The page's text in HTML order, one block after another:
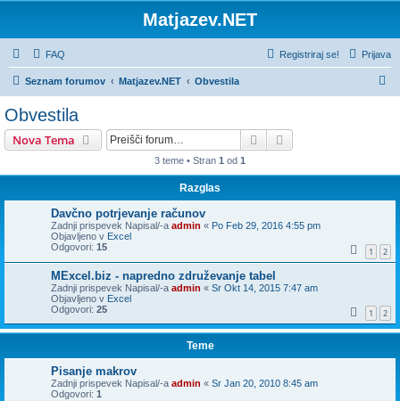
Matjazev.NET
FAQ Prijava
Registriraj se!
Seznam forumov Matjazev.NET Obvestila
Obvestila
Nova Tema Iskanje
3 teme • Stran 1 od 1
Razglas
Davčno potrjevanje računov
Zadnji prispevek Napisal/-a admin « Po Feb 29, 2016 4:55 pm
Objavljeno v Excel
Odgovori: 15 1 2
MExcel.biz - napredno združevanje tabel
Zadnji prispevek Napisal/-a admin « Sr Okt 14, 2015 7:47 am
Objavljeno v Excel
Odgovori: 25 1 2
Teme
Pisanje makrov
Zadnji prispevek Napisal/-a admin « Sr Jan 20, 2010 8:45 am
Odgovori: 1